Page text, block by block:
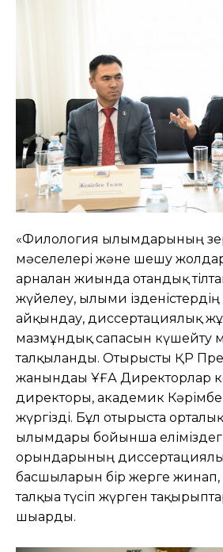
«Филология ғылымдарының
мәселелері және шешу
арналған жиында отандық
жүйелеу, ғылыми ізденістердің
айқындау, диссертациялық
мазмұндық сапасын күшейту
талқыланды. Отырысты ҚР
жанындағы ҰҒА Директорлар
директоры, академик
жүргізді. Бұл отырыста
ғылымдары бойынша еліміздегі
орындарының
басшыларын бір жерге жинап,
талқыға түсіп жүрген
шығарды.